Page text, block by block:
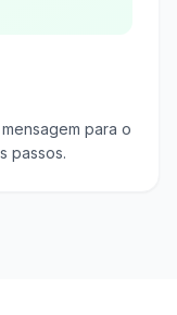
para o
passos.